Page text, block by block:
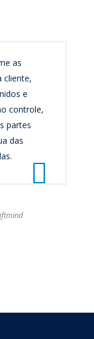
as
cliente,
e
controle,
partes
das